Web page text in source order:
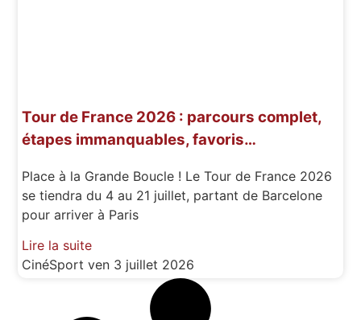
Tour de France 2026 : parcours complet,
étapes immanquables, favoris…
Place à la Grande Boucle ! Le Tour de France 2026
se tiendra du 4 au 21 juillet, partant de Barcelone
pour arriver à Paris
Lire la suite
CinéSportven 3 juillet 2026